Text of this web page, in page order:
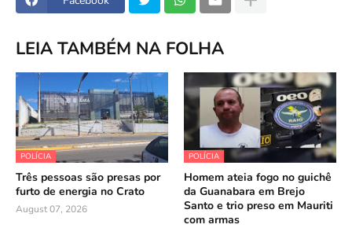
LEIA TAMBÉM NA FOLHA
POLÍCIA
Três pessoas são presas por
furto de energia no Crato
August 07, 2026
POLÍCIA
Homem ateia fogo no guichê
da Guanabara em Brejo
Santo e trio preso em Mauriti
com armas